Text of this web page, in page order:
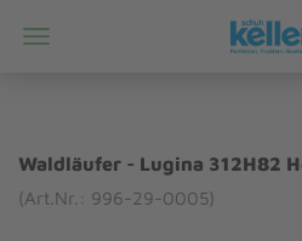
Waldläufer - Lugina 312H82
(Art.Nr.: 996-29-0005)